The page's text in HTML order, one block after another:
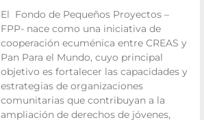
El Fondo de Pequeños Proyectos –
FPP- nace como una iniciativa de
cooperación ecuménica entre CREAS y
Pan Para el Mundo, cuyo principal
objetivo es fortalecer las capacidades y
estrategias de organizaciones
comunitarias que contribuyan a la
ampliación de derechos de jóvenes,